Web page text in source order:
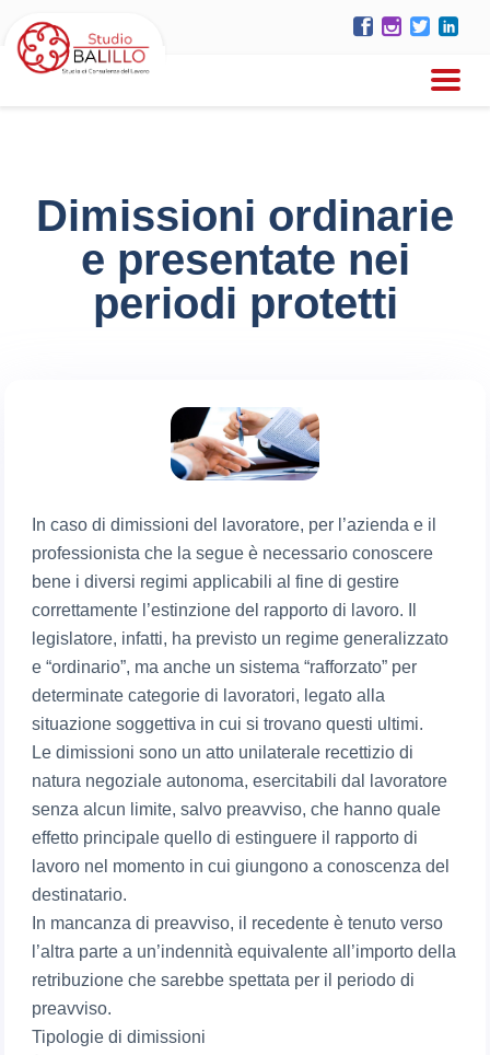
Dimissioni ordinarie
e presentate nei
periodi protetti
In caso di dimissioni del lavoratore, per l’azienda e il
professionista che la segue è necessario conoscere
bene i diversi regimi applicabili al fine di gestire
correttamente l’estinzione del rapporto di lavoro. Il
legislatore, infatti, ha previsto un regime generalizzato
e “ordinario”, ma anche un sistema “rafforzato” per
determinate categorie di lavoratori, legato alla
situazione soggettiva in cui si trovano questi ultimi.
Le dimissioni sono un atto unilaterale recettizio di
natura negoziale autonoma, esercitabili dal lavoratore
senza alcun limite, salvo preavviso, che hanno quale
effetto principale quello di estinguere il rapporto di
lavoro nel momento in cui giungono a conoscenza del
destinatario.
In mancanza di preavviso, il recedente è tenuto verso
l’altra parte a un’indennità equivalente all’importo della
retribuzione che sarebbe spettata per il periodo di
preavviso.
Tipologie di dimissioni